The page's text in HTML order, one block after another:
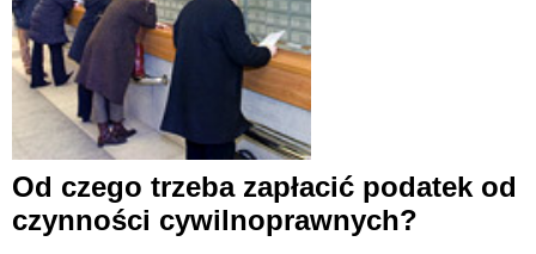
Od czego trzeba zapłacić podatek od
czynności cywilnoprawnych?